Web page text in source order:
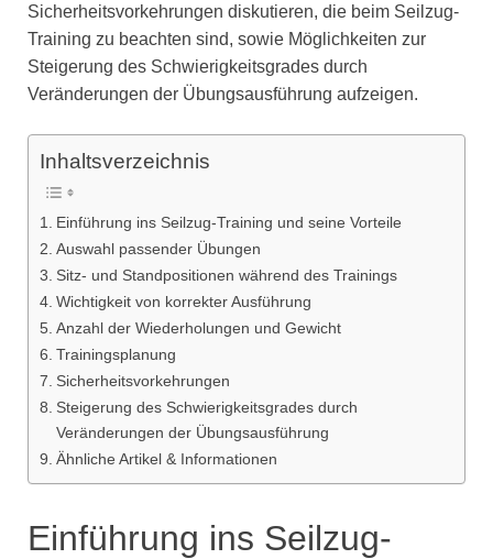
Sicherheitsvorkehrungen diskutieren, die beim Seilzug-
Training zu beachten sind, sowie Möglichkeiten zur
Steigerung des Schwierigkeitsgrades durch
Veränderungen der Übungsausführung aufzeigen.
Inhaltsverzeichnis
Einführung ins Seilzug-Training und seine Vorteile
Auswahl passender Übungen
Sitz- und Standpositionen während des Trainings
Wichtigkeit von korrekter Ausführung
Anzahl der Wiederholungen und Gewicht
Trainingsplanung
Sicherheitsvorkehrungen
Steigerung des Schwierigkeitsgrades durch
Veränderungen der Übungsausführung
Ähnliche Artikel & Informationen
Einführung ins Seilzug-